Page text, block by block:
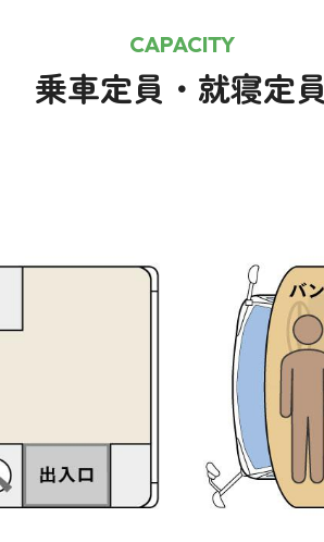
CAPACITY
乗車定員・就寝定員